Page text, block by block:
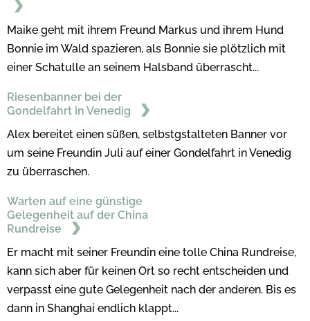
Maike geht mit ihrem Freund Markus und ihrem Hund
Bonnie im Wald spazieren, als Bonnie sie plötzlich mit
einer Schatulle an seinem Halsband überrascht...
Riesenbanner bei der
Gondelfahrt in Venedig
Alex bereitet einen süßen, selbstgstalteten Banner vor
um seine Freundin Juli auf einer Gondelfahrt in Venedig
zu überraschen.
Warten auf eine günstige
Gelegenheit auf der China
Rundreise
Er macht mit seiner Freundin eine tolle China Rundreise,
kann sich aber für keinen Ort so recht entscheiden und
verpasst eine gute Gelegenheit nach der anderen. Bis es
dann in Shanghai endlich klappt...